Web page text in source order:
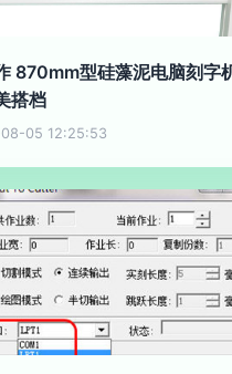
870mm型硅藻泥电脑刻字
搭档
05 12:25:53